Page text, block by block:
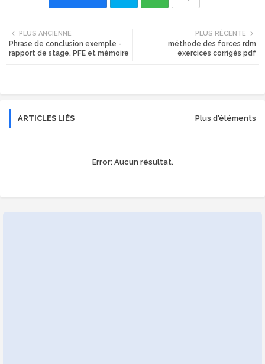
tte
PLUS RÉCENTE
méthode des forces rdm
exercices corrigés pdf
PLUS ANCIENNE
Phrase de conclusion exemple -
rapport de stage, PFE et mémoire
ARTICLES LIÉS Plus d'éléments
Error:Aucun résultat.